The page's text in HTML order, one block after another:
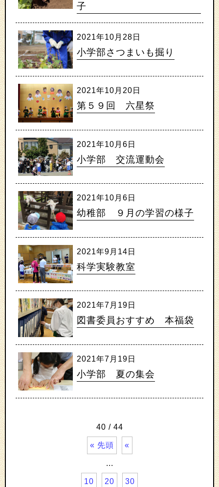
子
2021年10月28日
小学部さつまいも掘り
2021年10月20日
第５９回 六星祭
2021年10月6日
小学部 交流運動会
2021年10月6日
幼稚部 ９月の学習の様子
2021年9月14日
科学実験教室
2021年7月19日
図書委員おすすめ 本福袋
2021年7月19日
小学部 夏の集会
40 / 44
« 先頭 «
...
10 20 30